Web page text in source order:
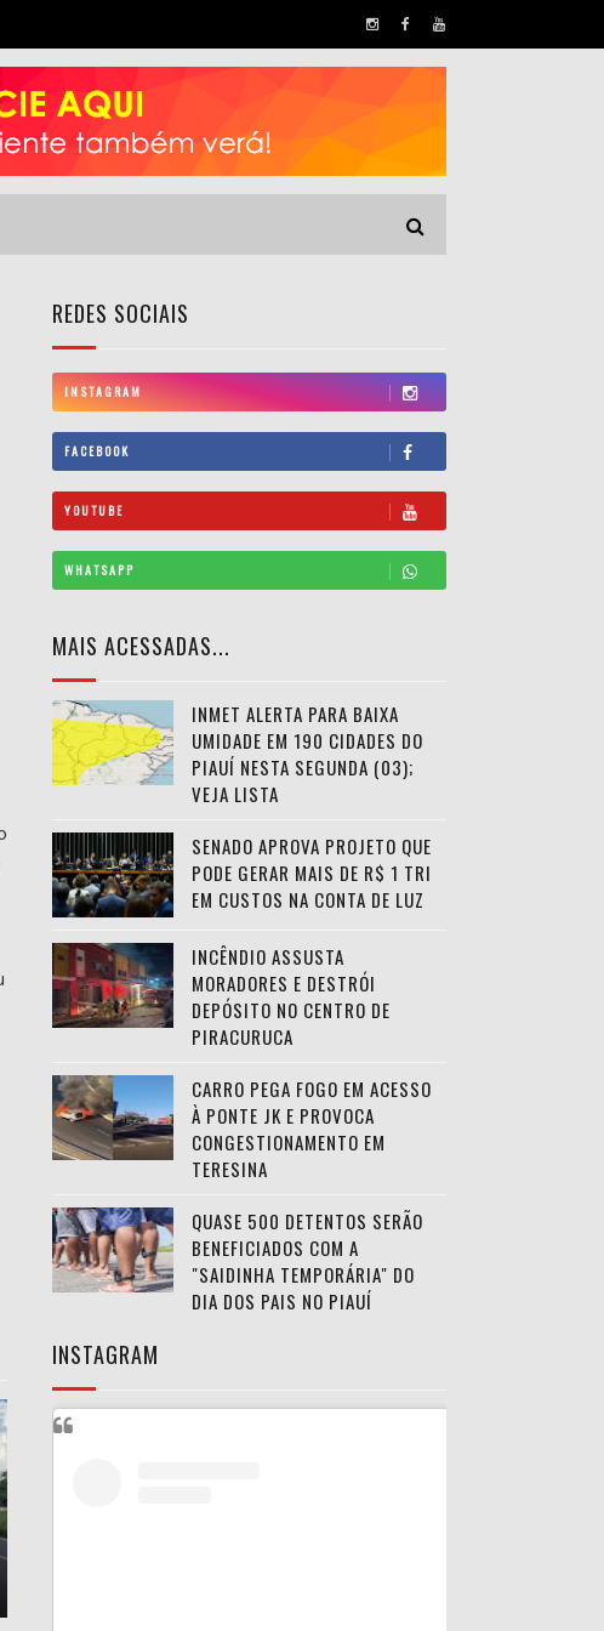
REDES SOCIAIS
INSTAGRAM
FACEBOOK
YOUTUBE
WHATSAPP
MAIS ACESSADAS...
INMET ALERTA PARA BAIXA
UMIDADE EM 190 CIDADES DO
PIAUÍ NESTA SEGUNDA (03);
VEJA LISTA
SENADO APROVA PROJETO QUE
PODE GERAR MAIS DE R$ 1 TRI
EM CUSTOS NA CONTA DE LUZ
INCÊNDIO ASSUSTA
MORADORES E DESTRÓI
DEPÓSITO NO CENTRO DE
PIRACURUCA
CARRO PEGA FOGO EM ACESSO
À PONTE JK E PROVOCA
CONGESTIONAMENTO EM
TERESINA
QUASE 500 DETENTOS SERÃO
BENEFICIADOS COM A
"SAIDINHA TEMPORÁRIA" DO
DIA DOS PAIS NO PIAUÍ
INSTAGRAM